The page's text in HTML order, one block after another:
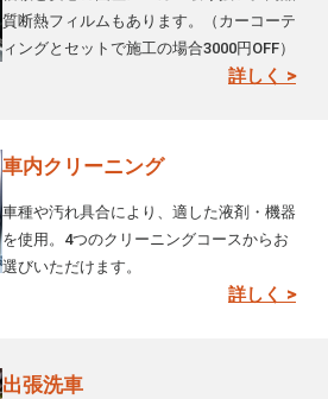
質断熱フィルムもあります。（カーコーテ
ィングとセットで施工の場合3000円OFF）
詳しく >
車内クリーニング
車種や汚れ具合により、適した液剤・機器
を使用。4つのクリーニングコースからお
選びいただけます。
詳しく >
出張洗車